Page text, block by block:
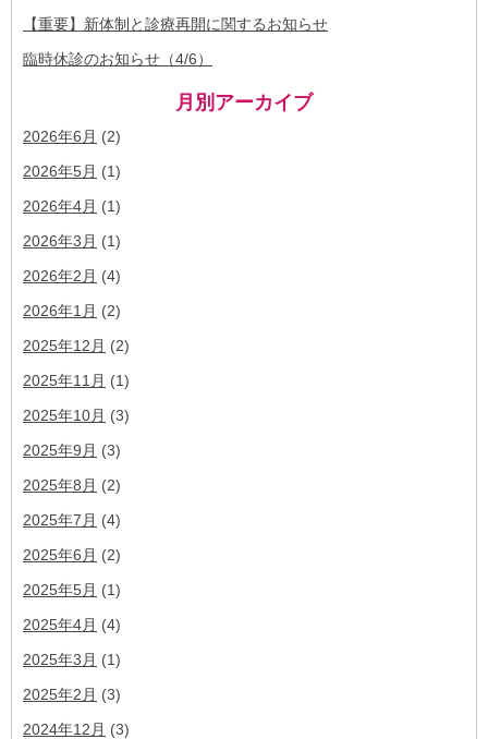
【重要】新体制と診療再開に関するお知らせ
臨時休診のお知らせ（4/6）
月別アーカイブ
2026年6月 (2)
2026年5月 (1)
2026年4月 (1)
2026年3月 (1)
2026年2月 (4)
2026年1月 (2)
2025年12月 (2)
2025年11月 (1)
2025年10月 (3)
2025年9月 (3)
2025年8月 (2)
2025年7月 (4)
2025年6月 (2)
2025年5月 (1)
2025年4月 (4)
2025年3月 (1)
2025年2月 (3)
2024年12月 (3)